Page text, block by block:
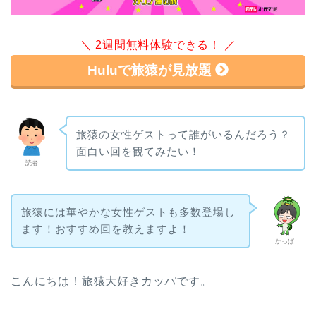
＼ 2週間無料体験できる！ ／
Huluで旅猿が見放題
読者
旅猿の女性ゲストって誰がいるんだろう？
面白い回を観てみたい！
かっぱ
旅猿には華やかな女性ゲストも多数登場し
ます！おすすめ回を教えますよ！
こんにちは！旅猿大好きカッパです。